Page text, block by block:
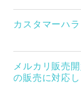
カスタマーハ
メルカリ販売
の販売に対応し